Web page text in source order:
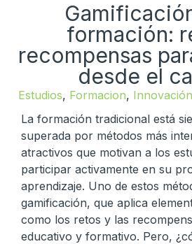
formación:
recompensas
desde el
Estudios, Formacion,
La formación tradicional está
superada por métodos más
atractivos que motivan a los
participar activamente en su
aprendizaje. Uno de estos
gamificación, que aplica
como los retos y las
educativo y formativo. Pero,